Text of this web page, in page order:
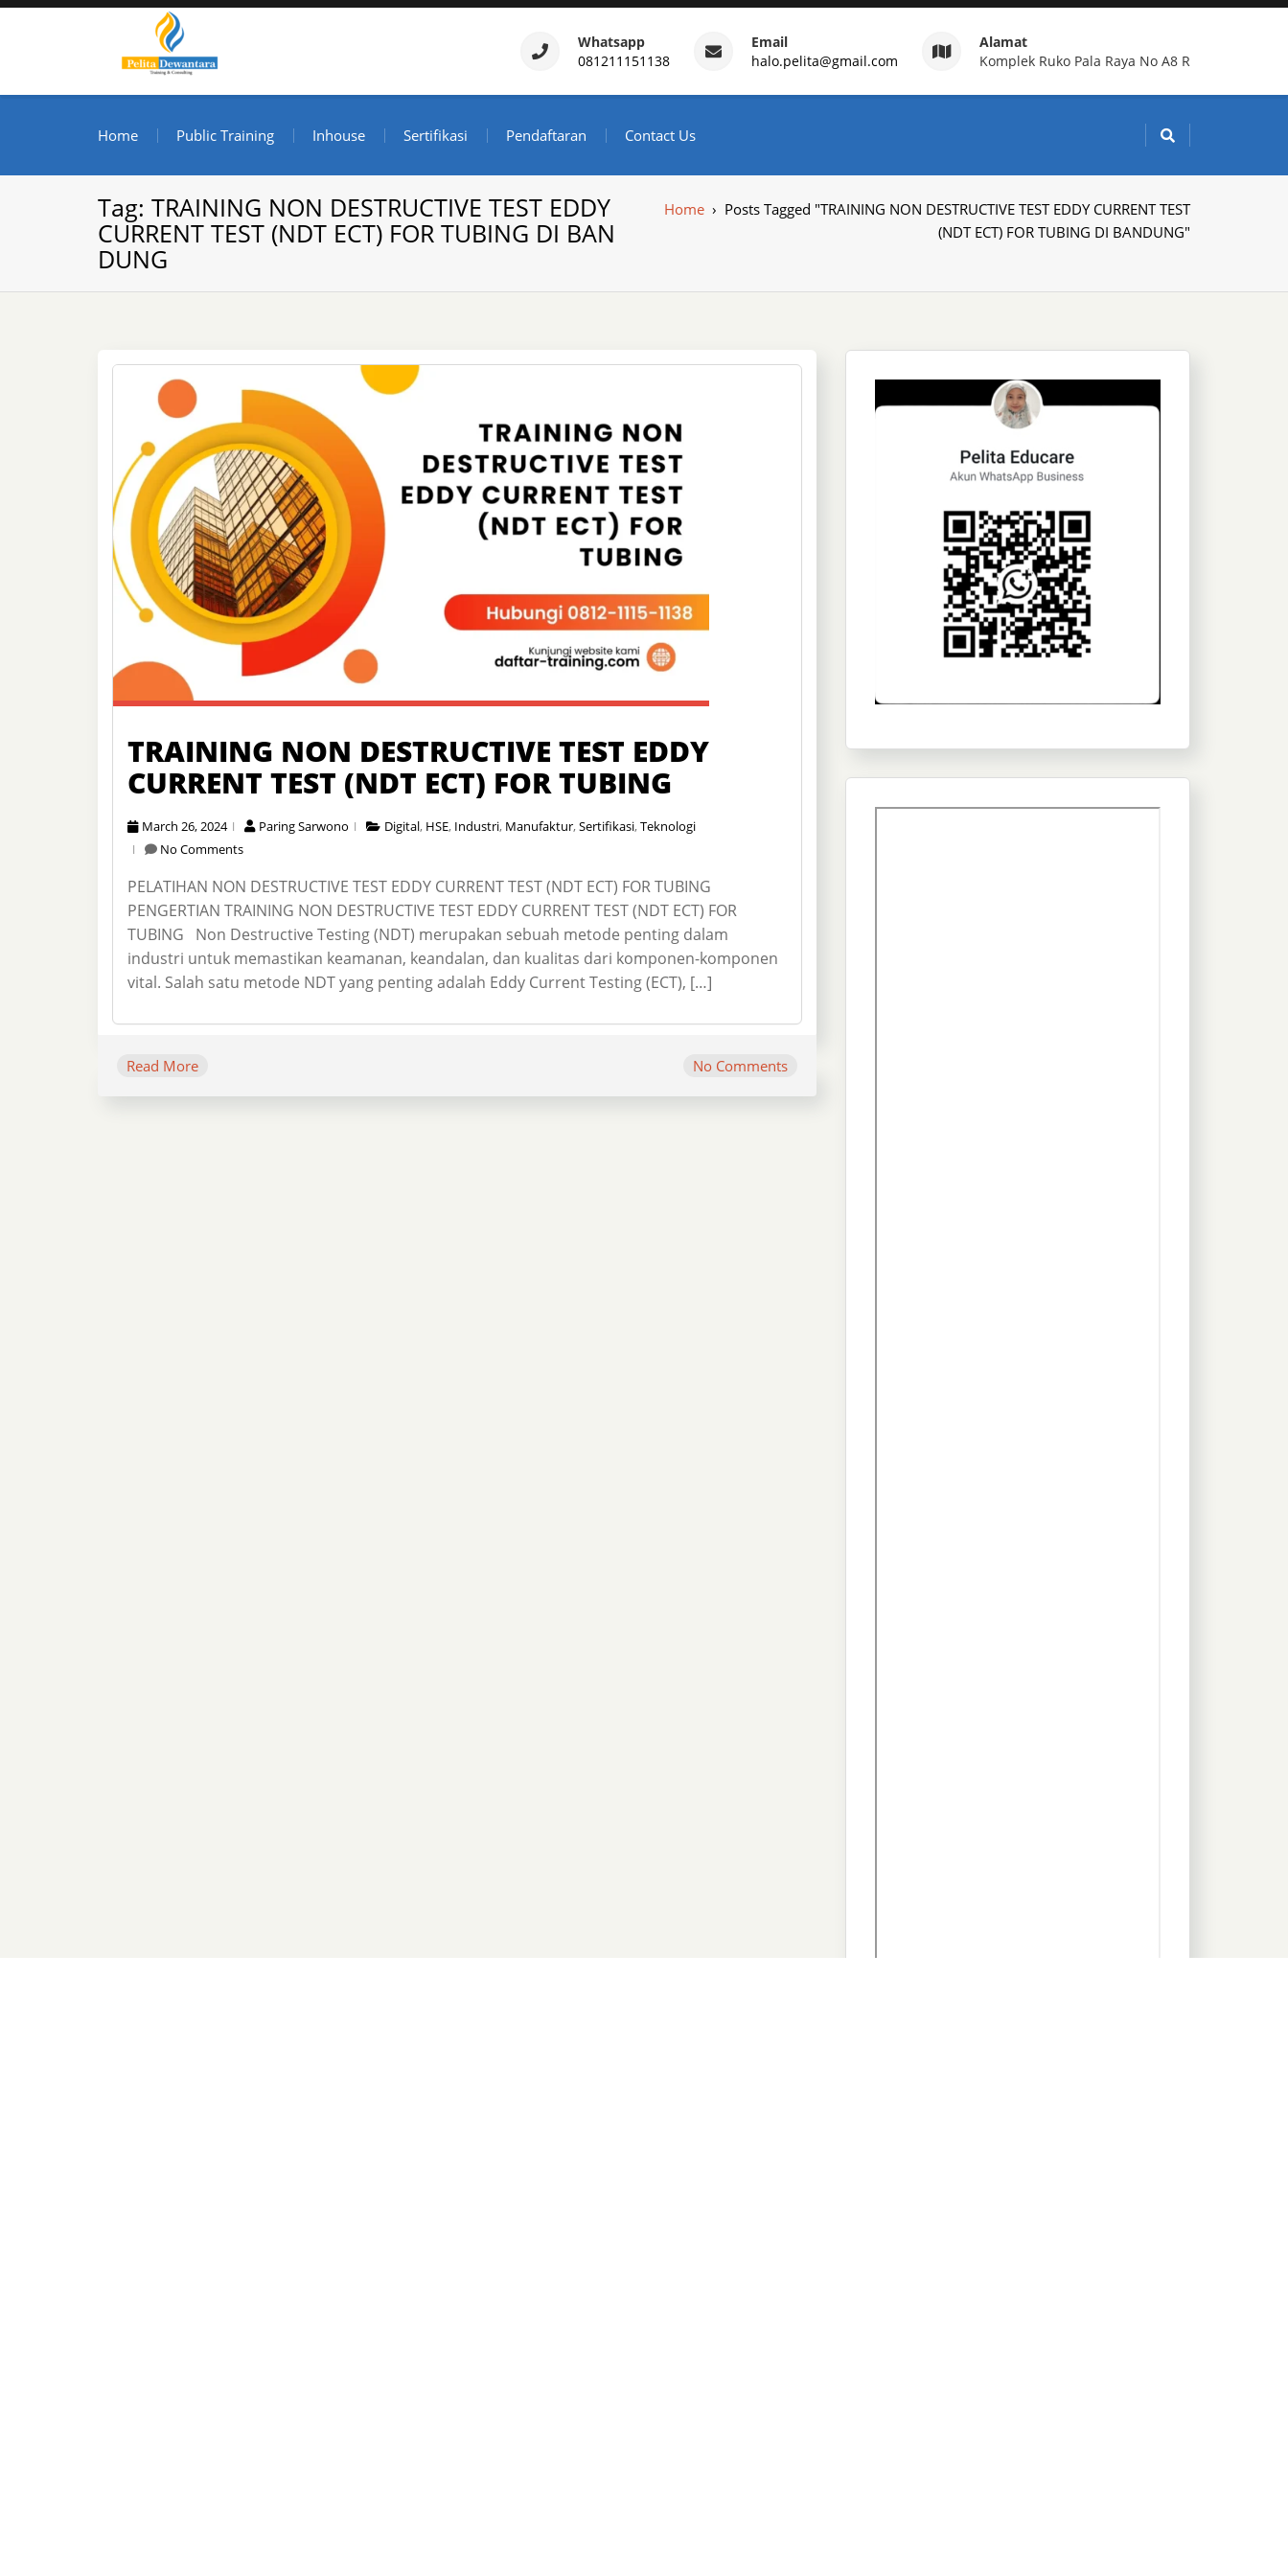
Skip
Pusat Pelatihan dan Sertifikasi – Daftar Training Indonesia
Informasi Public Training, Inhouse, Sertifikasi di Indonesia
Whatsapp
081211151138
Email
halo.pelita@gmail.com
Alamat
Komplek Ruko Pala Raya No A8 R
Home Public Training Inhouse Sertifikasi Pendaftaran Contact Us
Tag: TRAINING NON DESTRUCTIVE TEST EDDY
CURRENT TEST (NDT ECT) FOR TUBING DI BAN
DUNG
Home › Posts Tagged "TRAINING NON DESTRUCTIVE TEST EDDY CURRENT TEST
(NDT ECT) FOR TUBING DI BANDUNG"
TRAINING NON DESTRUCTIVE TEST EDDY
CURRENT TEST (NDT ECT) FOR TUBING
March 26, 2024 Paring Sarwono Digital, HSE, Industri, Manufaktur,Sertifikasi,Teknologi
No Comments
PELATIHAN NON DESTRUCTIVE TEST EDDY CURRENT TEST (NDT ECT) FOR TUBING
PENGERTIAN TRAINING NON DESTRUCTIVE TEST EDDY CURRENT TEST (NDT ECT) FOR
TUBING Non Destructive Testing (NDT) merupakan sebuah metode penting dalam
industri untuk memastikan keamanan, keandalan, dan kualitas dari komponen-komponen
vital. Salah satu metode NDT yang penting adalah Eddy Current Testing (ECT), […]
Read More No Comments